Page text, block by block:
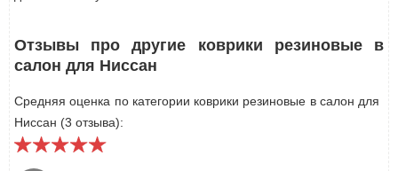
Отзывы про другие коврики резиновые в
салон для Ниссан
Средняя оценка по категории коврики резиновые в салон для
Ниссан (3 отзыва):